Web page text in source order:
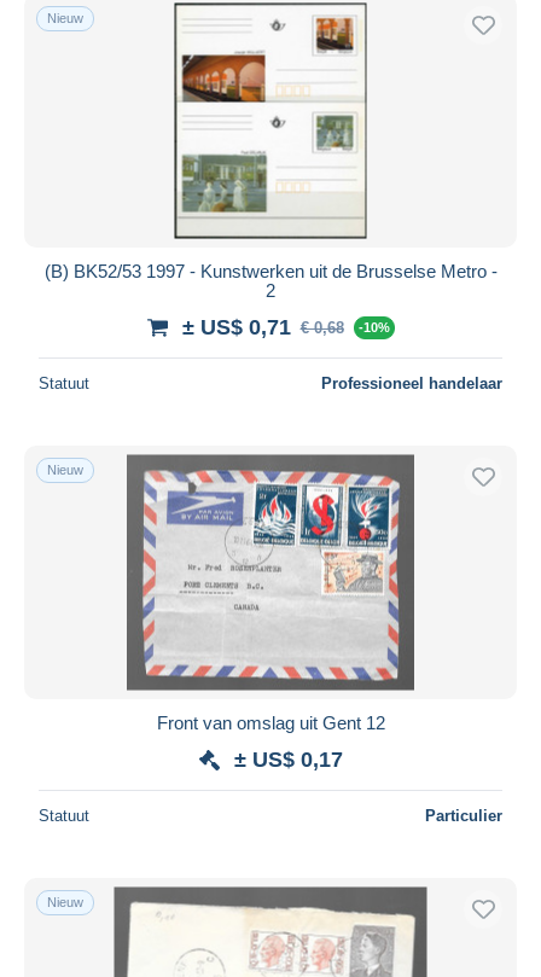
Nieuw
(B) BK52/53 1997 - Kunstwerken uit de Brusselse Metro -
2
± US$ 0,71 € 0,68 -10%
Statuut Professioneel handelaar
Nieuw
Front van omslag uit Gent 12
± US$ 0,17
Statuut Particulier
Nieuw